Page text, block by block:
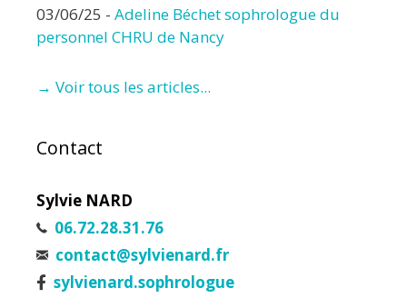
03/06/25 - Adeline Béchet sophrologue du
personnel CHRU de Nancy
→ Voir tous les articles...
Contact
Sylvie NARD
06.72.28.31.76
contact@sylvienard.fr
sylvienard.sophrologue